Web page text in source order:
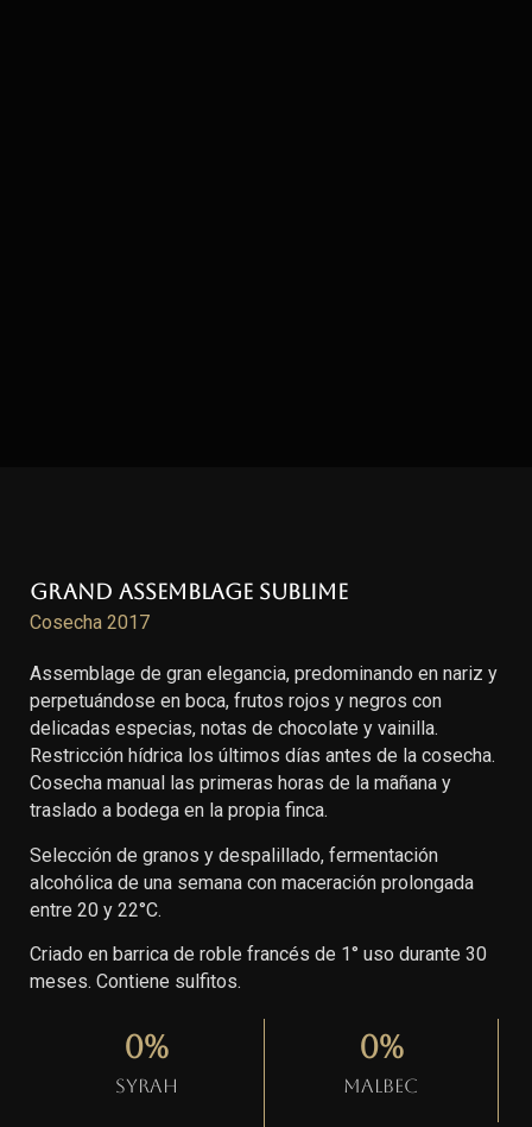
Grand Assemblage Sublime
Cosecha 2017
Assemblage de gran elegancia, predominando en nariz y
perpetuándose en boca, frutos rojos y negros con
delicadas especias, notas de chocolate y vainilla.
Restricción hídrica los últimos días antes de la cosecha.
Cosecha manual las primeras horas de la mañana y
traslado a bodega en la propia finca.
Selección de granos y despalillado, fermentación
alcohólica de una semana con maceración prolongada
entre 20 y 22°C.
Criado en barrica de roble francés de 1° uso durante 30
meses. Contiene sulfitos.
Syrah
0%
Malbec
0%